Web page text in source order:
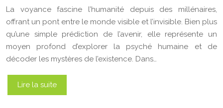
La voyance fascine l’humanité depuis des millénaires,
offrant un pont entre le monde visible et l’invisible. Bien plus
qu’une simple prédiction de l’avenir, elle représente un
moyen profond d’explorer la psyché humaine et de
décoder les mystères de l’existence. Dans…
Lire la suite